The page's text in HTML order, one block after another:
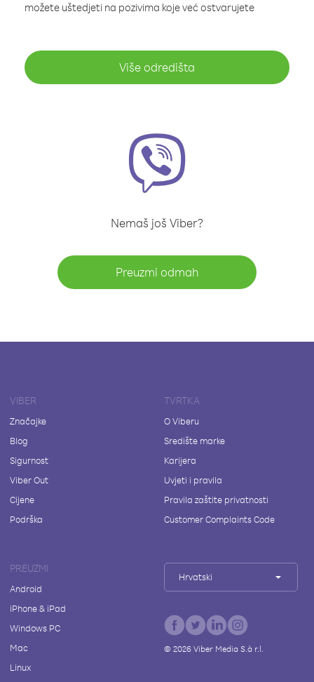
možete uštedjeti na pozivima koje već ostvarujete
Više odredišta
Nemaš još Viber?
Preuzmi odmah
VIBER
Značajke
Blog
Sigurnost
Viber Out
Cijene
Podrška
TVRTKA
O Viberu
Središte marke
Karijera
Uvjeti i pravila
Pravila zaštite privatnosti
Customer Complaints Code
PREUZMI
Android
iPhone & iPad
Windows PC
Mac
Linux
Hrvatski
© 2026Viber Media S.à r.l.